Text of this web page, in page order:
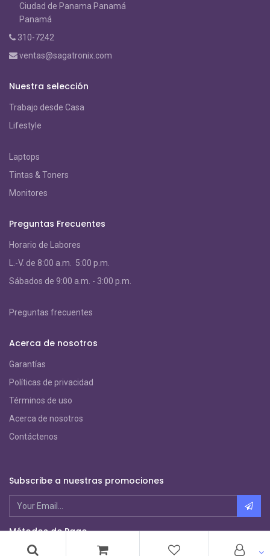
Ciudad de Panama Panamá
Panamá
310-7242
ventas@sagatronix.com
Nuestra selección
Trabajo desde Casa
Lifestyle
Laptops
Tintas & Toners
Monitores
Preguntas Frecuentes
Horario de Labores
L.-V. de 8:00 a.m. 5:00 p.m.
Sábados de 9:00 a.m. - 3:00 p.m.
Preguntas frecuentes
Acerca de nosotros
Garantías
Políticas de privacidad
Términos de uso
Acerca de nosotros
Contáctenos
Subscribe a nuestras promociones
Métodos de Pago